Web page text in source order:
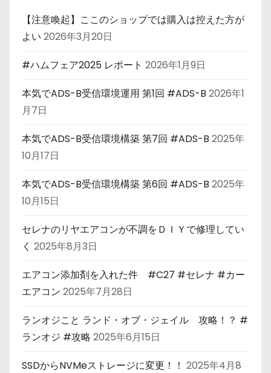
【注意喚起】ここのショップでは購入は控えた方が
よい 2026年3月20日
#ハムフェア2025 レポート 2026年1月9日
本気でADS-B受信環境運用 第1回 #ADS-B 2026年1
月7日
本気でADS-B受信環境構築 第7回 #ADS-B 2025年
10月17日
本気でADS-B受信環境構築 第6回 #ADS-B 2025年
10月15日
セレナのリヤエアコンが不調をＤＩＹで修理してい
く 2025年8月3日
エアコン添加剤を入れた件 #C27 #セレナ #カー
エアコン 2025年7月28日
ランオジこと ランド・オブ・ジェイル 攻略！？ #
ランオジ #攻略 2025年6月15日
SSDからNVMeストレージに変更！！ 2025年4月8